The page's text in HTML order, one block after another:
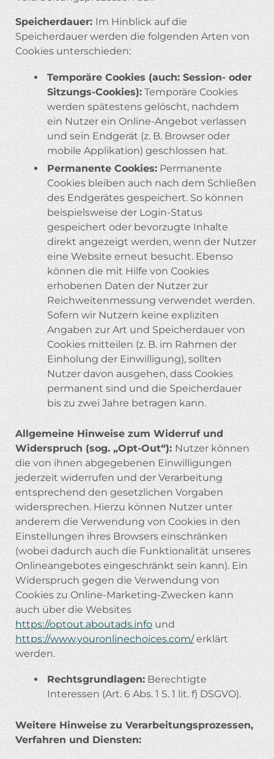
Speicherdauer:Im Hinblick auf die
Speicherdauer werden die folgenden Arten von
Cookies unterschieden:
Temporäre Cookies (auch: Session- oder
Sitzungs-Cookies):Temporäre Cookies
werden spätestens gelöscht, nachdem
ein Nutzer ein Online-Angebot verlassen
und sein Endgerät (z. B. Browser oder
mobile Applikation) geschlossen hat.
Permanente Cookies:Permanente
Cookies bleiben auch nach dem Schließen
des Endgerätes gespeichert. So können
beispielsweise der Login-Status
gespeichert oder bevorzugte Inhalte
direkt angezeigt werden, wenn der Nutzer
eine Website erneut besucht. Ebenso
können die mit Hilfe von Cookies
erhobenen Daten der Nutzer zur
Reichweitenmessung verwendet werden.
Sofern wir Nutzern keine expliziten
Angaben zur Art und Speicherdauer von
Cookies mitteilen (z. B. im Rahmen der
Einholung der Einwilligung), sollten
Nutzer davon ausgehen, dass Cookies
permanent sind und die Speicherdauer
bis zu zwei Jahre betragen kann.
Allgemeine Hinweise zum Widerruf und
Widerspruch (sog. „Opt-Out“):Nutzer können
die von ihnen abgegebenen Einwilligungen
jederzeit widerrufen und der Verarbeitung
entsprechend den gesetzlichen Vorgaben
widersprechen. Hierzu können Nutzer unter
anderem die Verwendung von Cookies in den
Einstellungen ihres Browsers einschränken
(wobei dadurch auch die Funktionalität unseres
Onlineangebotes eingeschränkt sein kann). Ein
Widerspruch gegen die Verwendung von
Cookies zu Online-Marketing-Zwecken kann
auch über die Websites
https://optout.aboutads.infound
https://www.youronlinechoices.com/erklärt
werden.
Rechtsgrundlagen:Berechtigte
Interessen (Art. 6 Abs. 1 S. 1 lit. f) DSGVO).
Weitere Hinweise zu Verarbeitungsprozessen,
Verfahren und Diensten: